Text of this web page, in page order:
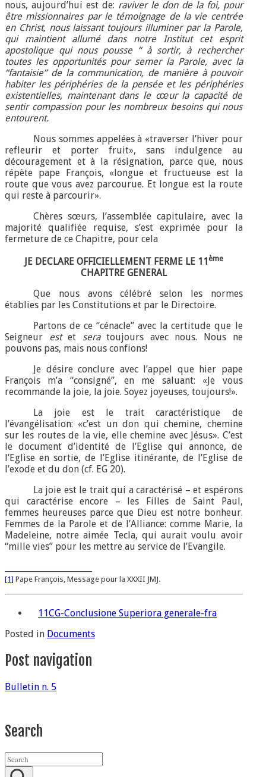
nous, aujourd’hui est de: raviver le don de la foi, pour
être missionnaires par le témoignage de la vie centrée
en Christ, nous laissant toujours illuminer par la Parole,
qui maintient allumé dans notre Institut cet esprit
apostolique qui nous pousse “ à sortir, à rechercher
toutes les opportunités pour semer la Parole, avec la
“fantaisie” de la communication, de manière à pouvoir
habiter les périphéries de la pensée et les périphéries
existentielles, maintenant dans le cœur la capacité de
sentir compassion pour les nombreux besoins qui nous
entourent.
Nous sommes appelées à «traverser l’hiver pour
refleurir et porter fruit», sans indulgence au
découragement et à la résignation, parce que, nous
répète pape François, «longue et fructueuse est la
route que vous avez parcourue. Et longue est la route
qui reste à parcourir».
Chères sœurs, l’assemblée capitulaire, avec la
majorité qualifiée requise, s’est exprimée pour la
fermeture de ce Chapitre, pour cela
JE DECLARE OFFICIELLEMENT FERME LE 11 ème
CHAPITRE GENERAL
Que nous avons célébré selon les normes
établies par les Constitutions et par le Directoire.
Partons de ce “cénacle” avec la certitude que le
Seigneur estet seratoujours avec nous. Nous ne
pouvons pas, mais nous confions!
Je désire conclure avec l’appel que hier pape
François m’a “consigné”, en me saluant: «Je vous
recommande la joie, la joie. Soyez joyeuses, toujours!».
La joie est le trait caractéristique de
l’évangélisation: «c’est un don qui chemine, chemine
sur les routes de la vie, elle chemine avec Jésus». C’est
le document d’identité de l’Eglise qui annonce, de
l’Eglise en sortie, de l’Eglise itinérante, de l’Eglise de
l’exode et du don (cf. EG 20).
La joie est le trait qui a caractérisé – et espérons
qui caractérise encore – les Filles de Saint Paul,
femmes heureuses parce que Dieu est notre bonheur.
Femmes de la Parole et de l’Alliance: comme Marie, la
Madeleine, notre aimée Tecla, qui aurait voulu avoir
“mille vies” pour les mettre au service de l’Evangile.
[1] Pape François, Message pour la XXXII JMJ.
11CG-Conclusione Superiora generale-fra
Posted in Documents
Post navigation
Bulletin n. 5
Search